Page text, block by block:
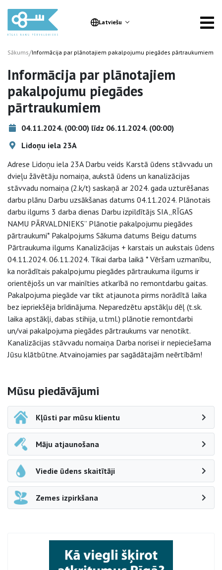
Latviešu
Sākums/Informācija par plānotajiem pakalpojumu piegādes pārtraukumiem
Informācija par plānotajiem
pakalpojumu piegādes
pārtraukumiem
04.11.2024. (00:00) līdz 06.11.2024. (00:00)
Lidoņu iela 23A
Adrese Lidoņu iela 23A Darbu veids Karstā ūdens stāvvadu un
dvieļu žāvētāju nomaiņa, aukstā ūdens un kanalizācijas
stāvvadu nomaiņa (2.k/t) saskaņā ar 2024. gada uzturēšanas
darbu plānu Darbu uzsākšanas datums 04.11.2024. Plānotais
darbu ilgums 3 darba dienas Darbu izpildītājs SIA „RĪGAS
NAMU PĀRVALDNIEKS” Plānotie pakalpojumu piegādes
pārtraukumi* Pakalpojums Sākuma datums Beigu datums
Pārtraukuma ilgums Kanalizācijas + karstais un aukstais ūdens
04.11.2024. 06.11.2024. Tikai darba laikā * Vēršam uzmanību,
ka norādītais pakalpojumu piegādes pārtraukuma ilgums ir
orientējošs un var mainīties atkarībā no remontdarbu gaitas.
Pakalpojuma piegāde var tikt atjaunota pirms norādītā laika
bez iepriekšēja brīdinājuma. Neparedzētu apstākļu dēļ (t.sk.
laika apstākļi, dabas stihija, u.tml.) plānotie remontdarbi
un/vai pakalpojuma piegādes pārtraukums var nenotikt.
Kanalizācijas stāvvadu nomaiņa Darba norisei ir nepieciešama
Jūsu klātbūtne. Atvainojamies par sagādātajām neērtībām!
Sāna navigācija
Mūsu piedāvājumi
Kļūsti par mūsu klientu
Māju atjaunošana
Viedie ūdens skaitītāji
Zemes izpirkšana